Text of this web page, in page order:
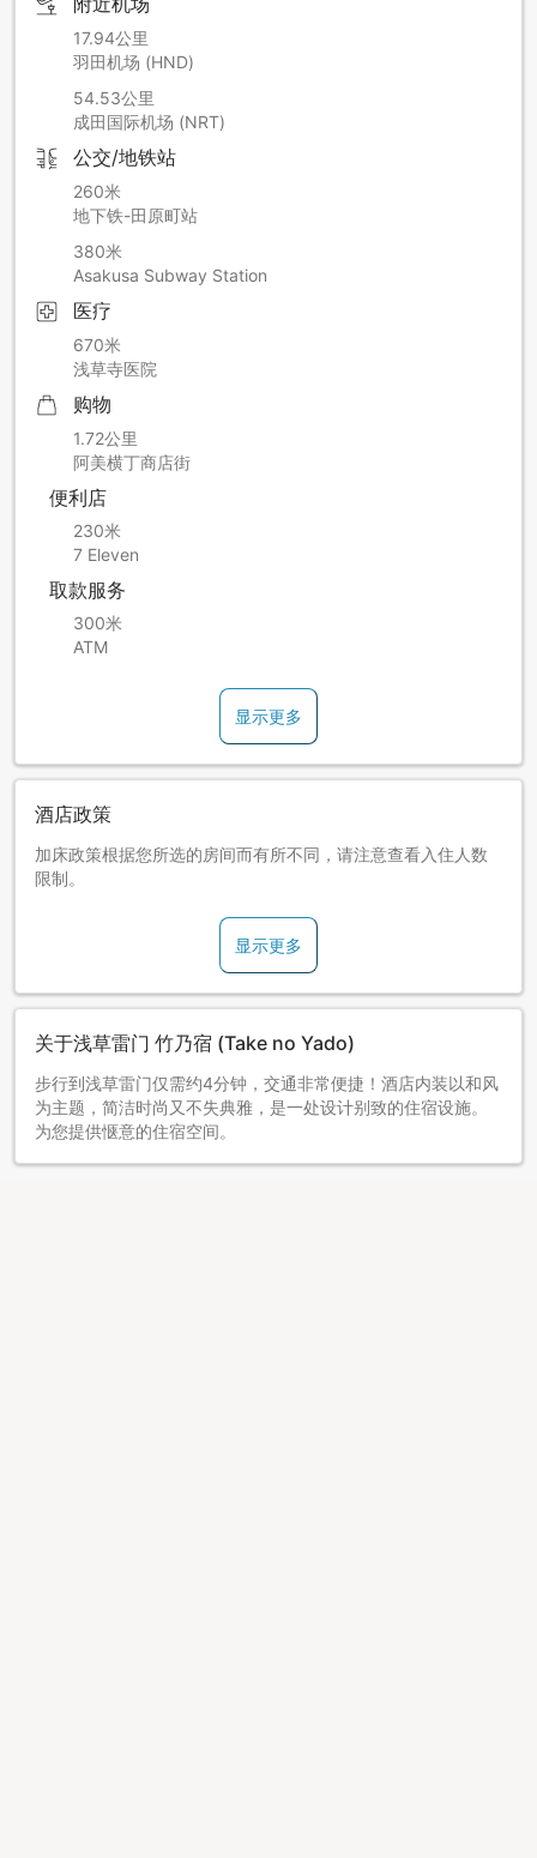
17.94公里
羽田机场 (HND)
54.53公里
成田国际机场 (NRT)
公交/地铁站
260米
地下铁-田原町站
380米
Asakusa Subway Station
医疗
670米
浅草寺医院
购物
1.72公里
阿美横丁商店街
便利店
230米
7 Eleven
取款服务
300米
ATM
显示更多
酒店政策
加床政策根据您所选的房间而有所不同，请注意查看入住人数
限制。
显示更多
关于浅草雷门 竹乃宿 (Take no Yado)
步行到浅草雷门仅需约4分钟，交通非常便捷！酒店内装以和风
为主题，简洁时尚又不失典雅，是一处设计别致的住宿设施。
为您提供惬意的住宿空间。